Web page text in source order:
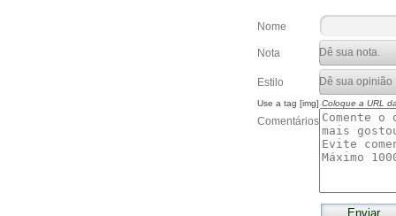
Nome
Nota
Estilo
Use a tag [img] Coloque a URL
Comentários